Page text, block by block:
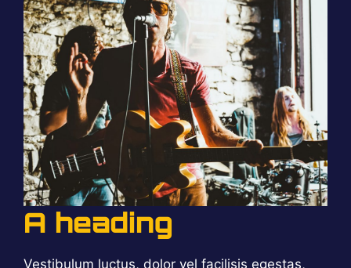
A heading
Vestibulum luctus, dolor vel facilisis egestas,